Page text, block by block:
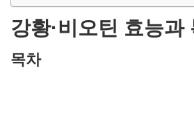
강황·비오틴 효능과
목차